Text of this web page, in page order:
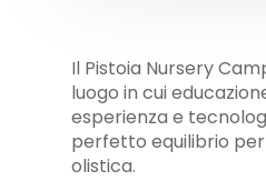
Il Pistoia Nursery
luogo in cui
esperienza e
perfetto equilibrio
olistica.